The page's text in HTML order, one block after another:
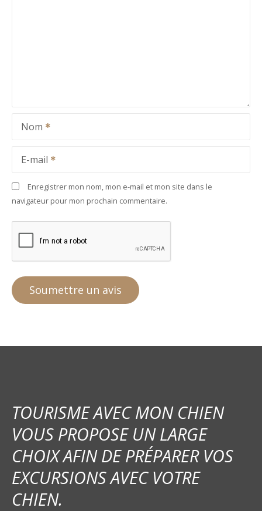
Nom
E-mail
Enregistrer mon nom, mon e-mail et mon site dans le
navigateur pour mon prochain commentaire.
TOURISME AVEC MON CHIEN
VOUS PROPOSE UN LARGE
CHOIX AFIN DE PRÉPARER VOS
EXCURSIONS AVEC VOTRE
CHIEN.